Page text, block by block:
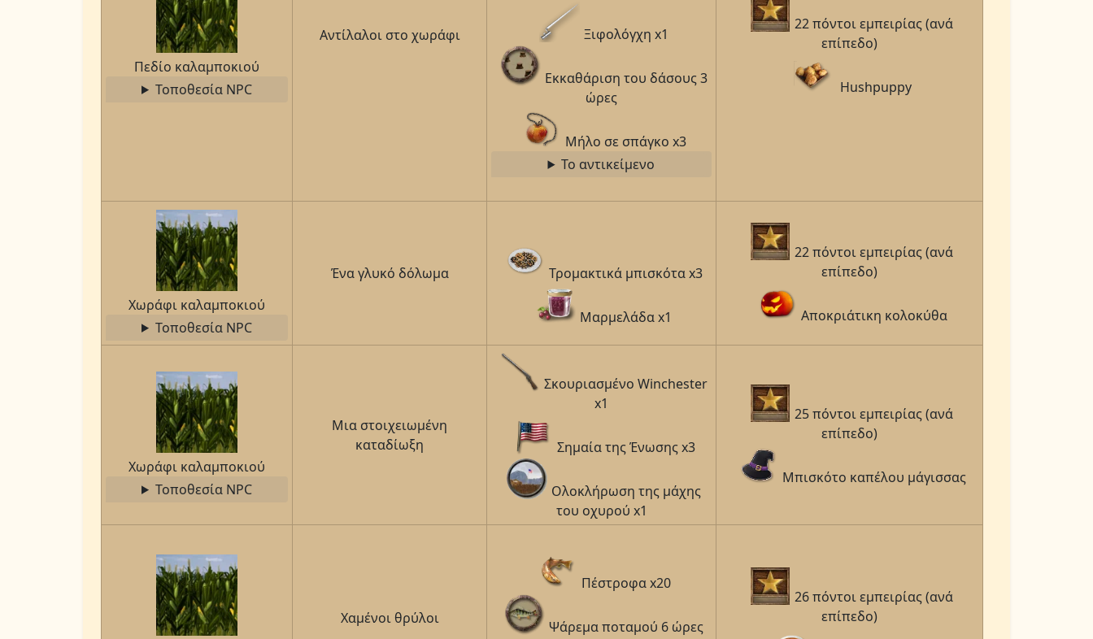
Πεδίο καλαμποκιού
Τοποθεσία NPC
Αντίλαλοι στο χωράφι Ξιφολόγχη x1
Εκκαθάριση του δάσους 3
ώρες
Μήλο σε σπάγκο x3
Το αντικείμενο
22 πόντοι εμπειρίας (ανά
επίπεδο)
Hushpuppy
Χωράφι καλαμποκιού
Τοποθεσία NPC
Ένα γλυκό δόλωμα Τρομακτικά μπισκότα x3
Μαρμελάδα x1
22 πόντοι εμπειρίας (ανά
επίπεδο)
Αποκριάτικη κολοκύθα
Χωράφι καλαμποκιού
Τοποθεσία NPC
Μια στοιχειωμένη
καταδίωξη
Σκουριασμένο Winchester
x1
Σημαία της Ένωσης x3
Ολοκλήρωση της μάχης
του οχυρού x1
25 πόντοι εμπειρίας (ανά
επίπεδο)
Μπισκότο καπέλου μάγισσας
Χαμένοι θρύλοι
Πέστροφα x20
Ψάρεμα ποταμού 6 ώρες
26 πόντοι εμπειρίας (ανά
επίπεδο)